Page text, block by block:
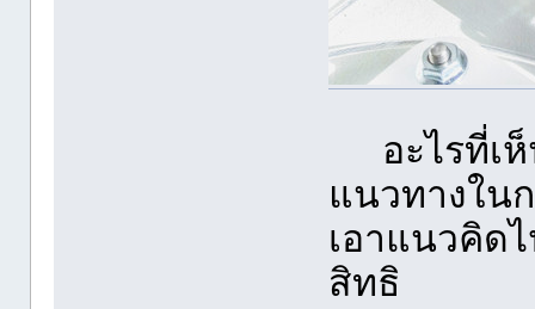
อะไรที่เห็
แนวทางใน
เอาแนวคิด
สิทธิ